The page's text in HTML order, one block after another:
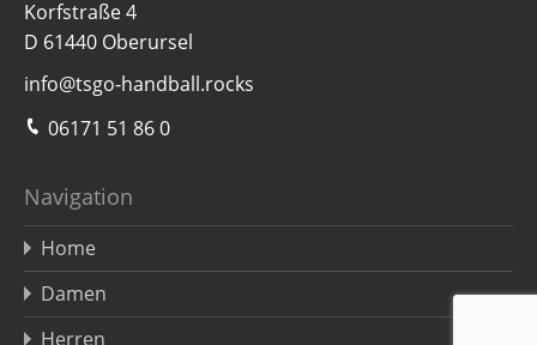
Korfstraße 4
D 61440 Oberursel
info@tsgo-handball.rocks
06171 51 86 0
Navigation
Home
Damen
Herren